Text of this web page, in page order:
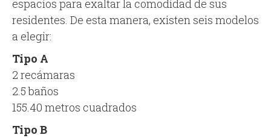
espacios para exaltar la comodidad de sus
residentes. De esta manera, existen seis modelos
a elegir:
Tipo A
2 recámaras
2.5 baños
155.40 metros cuadrados
Tipo B